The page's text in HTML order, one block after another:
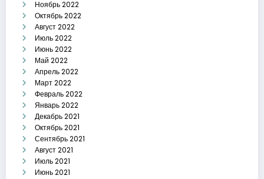
Ноябрь 2022
Октябрь 2022
Август 2022
Июль 2022
Июнь 2022
Май 2022
Апрель 2022
Март 2022
Февраль 2022
Январь 2022
Декабрь 2021
Октябрь 2021
Сентябрь 2021
Август 2021
Июль 2021
Июнь 2021